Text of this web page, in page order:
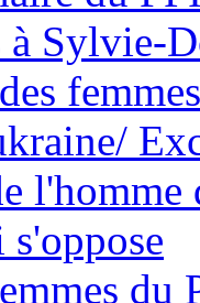
à Sylvie-
du